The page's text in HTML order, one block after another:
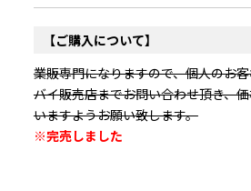
【ご購入について】
業販専門になりますので、個人のお
バイ販売店までお問い合わせ頂き、
いますようお願い致します。
※完売しました